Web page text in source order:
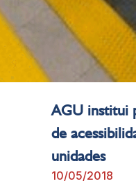
AGU institui
de
unidades
10/05/2018